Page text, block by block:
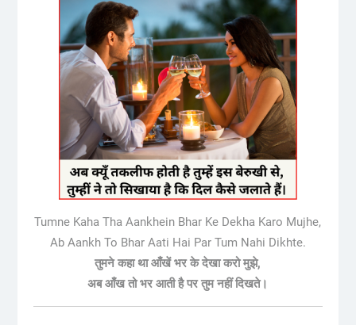
Tumne Kaha Tha Aankhein Bhar Ke Dekha Karo Mujhe,
Ab Aankh To Bhar Aati Hai Par Tum Nahi Dikhte.
तुमने कहा था आँखें भर के देखा करो मुझे,
अब आँख तो भर आती है पर तुम नहीं दिखते।